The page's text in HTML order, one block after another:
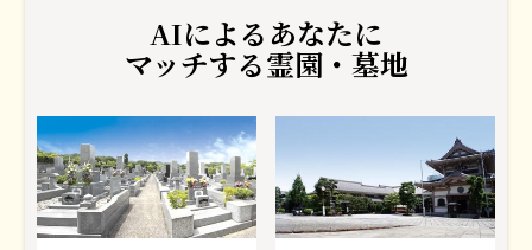
AIによるあなたに
マッチする霊園・墓地